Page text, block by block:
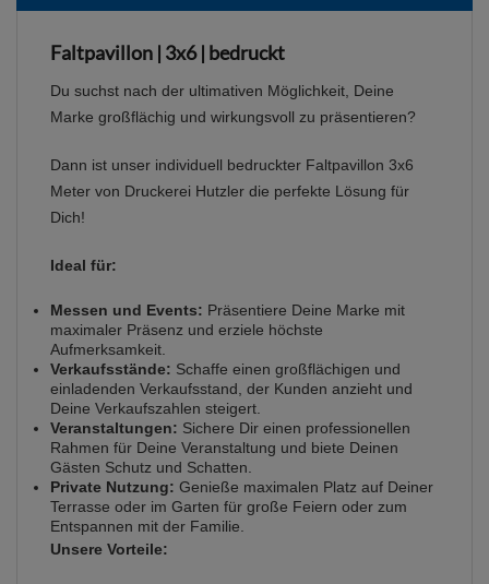
Faltpavillon | 3x6 | bedruckt
Du suchst nach der ultimativen Möglichkeit, Deine
Marke großflächig und wirkungsvoll zu präsentieren?
Dann ist unser individuell bedruckter Faltpavillon 3x6
Meter von Druckerei Hutzler die perfekte Lösung für
Dich!
Ideal für:
Messen und Events: Präsentiere Deine Marke mit
maximaler Präsenz und erziele höchste
Aufmerksamkeit.
Verkaufsstände: Schaffe einen großflächigen und
einladenden Verkaufsstand, der Kunden anzieht und
Deine Verkaufszahlen steigert.
Veranstaltungen: Sichere Dir einen professionellen
Rahmen für Deine Veranstaltung und biete Deinen
Gästen Schutz und Schatten.
Private Nutzung: Genieße maximalen Platz auf Deiner
Terrasse oder im Garten für große Feiern oder zum
Entspannen mit der Familie.
Unsere Vorteile: